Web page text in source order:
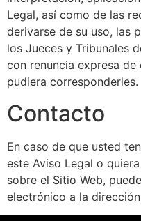
Legal, así como de las
derivarse de su uso, las
los Jueces y Tribunales
con renuncia expresa
pudiera corresponderles.
Contacto
En caso de que usted
este Aviso Legal o
sobre el Sitio Web,
electrónico a la